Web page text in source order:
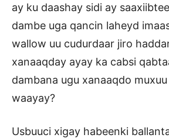
ay ku daashay sidi ay
dambe uga qancin laheyd
wallow uu cudurdaar jiro
xanaaqday ayay ka cabsi
dambana ugu xanaaqdo
waayay?
Usbuuci xigay habeenki